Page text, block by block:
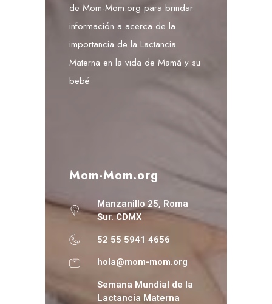
de Mom-Mom.org para brindar
información a acerca de la
importancia de la Lactancia
Materna en la vida de Mamá y su
bebé
Mom-Mom.org
Manzanillo 25, Roma
Sur. CDMX
52 55 5941 4656
hola@mom-mom.org
Semana Mundial de la
Lactancia Materna